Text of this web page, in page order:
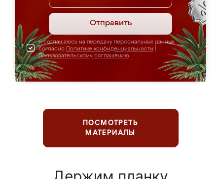
Отправить
Я соглашаюсь на передачу персональных данных
согласно Политике конфиденциальности
Пользовательскому соглашению
ПОСМОТРЕТЬ
МАТЕРИАЛЫ